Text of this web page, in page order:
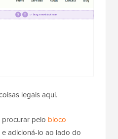
legais aqui.
pelo bloco
e adicioná-lo ao lado do